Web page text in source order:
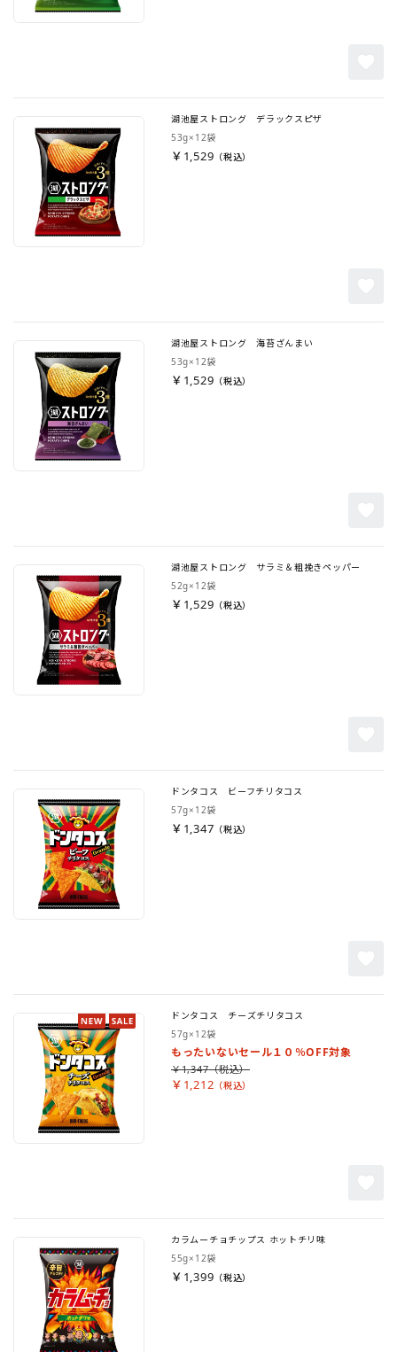
湖池屋ストロング デラックスピザ
53g×12袋
￥1,529
湖池屋ストロング 海苔ざんまい
53g×12袋
￥1,529
湖池屋ストロング サラミ＆粗挽きペッパー
52g×12袋
￥1,529
ドンタコス ビーフチリタコス
57g×12袋
￥1,347
ドンタコス チーズチリタコス
57g×12袋
もったいないセール１０％OFF対象
￥1,212
￥1,347
カラムーチョチップス ホットチリ味
55g×12袋
￥1,399